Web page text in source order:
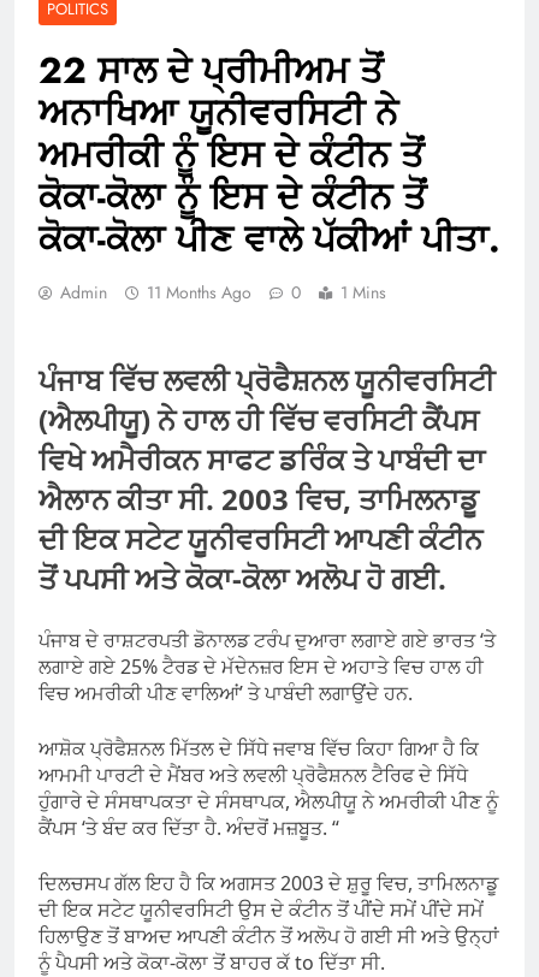
POLITICS
22 ਸਾਲ ਦੇ ਪ੍ਰੀਮੀਅਮ ਤੋਂ
ਅਨਾਖਿਆ ਯੂਨੀਵਰਸਿਟੀ ਨੇ
ਅਮਰੀਕੀ ਨੂੰ ਇਸ ਦੇ ਕੰਟੀਨ ਤੋਂ
ਕੋਕਾ-ਕੋਲਾ ਨੂੰ ਇਸ ਦੇ ਕੰਟੀਨ ਤੋਂ
ਕੋਕਾ-ਕੋਲਾ ਪੀਣ ਵਾਲੇ ਪੱਕੀਆਂ ਪੀਤਾ.
Admin 11 Months Ago 0 1 Mins
ਪੰਜਾਬ ਵਿੱਚ ਲਵਲੀ ਪ੍ਰੋਫੈਸ਼ਨਲ ਯੂਨੀਵਰਸਿਟੀ
(ਐਲਪੀਯੂ) ਨੇ ਹਾਲ ਹੀ ਵਿੱਚ ਵਰਸਿਟੀ ਕੈਂਪਸ
ਵਿਖੇ ਅਮੈਰੀਕਨ ਸਾਫਟ ਡਰਿੰਕ ਤੇ ਪਾਬੰਦੀ ਦਾ
ਐਲਾਨ ਕੀਤਾ ਸੀ. 2003 ਵਿਚ, ਤਾਮਿਲਨਾਡੂ
ਦੀ ਇਕ ਸਟੇਟ ਯੂਨੀਵਰਸਿਟੀ ਆਪਣੀ ਕੰਟੀਨ
ਤੋਂ ਪਪਸੀ ਅਤੇ ਕੋਕਾ-ਕੋਲਾ ਅਲੋਪ ਹੋ ਗਈ.
ਪੰਜਾਬ ਦੇ ਰਾਸ਼ਟਰਪਤੀ ਡੋਨਾਲਡ ਟਰੰਪ ਦੁਆਰਾ ਲਗਾਏ ਗਏ ਭਾਰਤ ‘ਤੇ
ਲਗਾਏ ਗਏ 25% ਟੈਰਡ ਦੇ ਮੱਦੇਨਜ਼ਰ ਇਸ ਦੇ ਅਹਾਤੇ ਵਿਚ ਹਾਲ ਹੀ
ਵਿਚ ਅਮਰੀਕੀ ਪੀਣ ਵਾਲਿਆਂ’ ਤੇ ਪਾਬੰਦੀ ਲਗਾਉਂਦੇ ਹਨ.
ਆਸ਼ੋਕ ਪ੍ਰੋਫੈਸ਼ਨਲ ਮਿੱਤਲ ਦੇ ਸਿੱਧੇ ਜਵਾਬ ਵਿੱਚ ਕਿਹਾ ਗਿਆ ਹੈ ਕਿ
ਆਮਮੀ ਪਾਰਟੀ ਦੇ ਮੈਂਬਰ ਅਤੇ ਲਵਲੀ ਪ੍ਰੋਫੈਸ਼ਨਲ ਟੈਰਿਫ ਦੇ ਸਿੱਧੇ
ਹੁੰਗਾਰੇ ਦੇ ਸੰਸਥਾਪਕਤਾ ਦੇ ਸੰਸਥਾਪਕ, ਐਲਪੀਯੂ ਨੇ ਅਮਰੀਕੀ ਪੀਣ ਨੂੰ
ਕੈਂਪਸ ‘ਤੇ ਬੰਦ ਕਰ ਦਿੱਤਾ ਹੈ. ਅੰਦਰੋਂ ਮਜ਼ਬੂਤ. “
ਦਿਲਚਸਪ ਗੱਲ ਇਹ ਹੈ ਕਿ ਅਗਸਤ 2003 ਦੇ ਸ਼ੁਰੂ ਵਿਚ, ਤਾਮਿਲਨਾਡੂ
ਦੀ ਇਕ ਸਟੇਟ ਯੂਨੀਵਰਸਿਟੀ ਉਸ ਦੇ ਕੰਟੀਨ ਤੋਂ ਪੀਂਦੇ ਸਮੇਂ ਪੀਂਦੇ ਸਮੇਂ
ਹਿਲਾਉਣ ਤੋਂ ਬਾਅਦ ਆਪਣੀ ਕੰਟੀਨ ਤੋਂ ਅਲੋਪ ਹੋ ਗਈ ਸੀ ਅਤੇ ਉਨ੍ਹਾਂ
ਨੂੰ ਪੈਪਸੀ ਅਤੇ ਕੋਕਾ-ਕੋਲਾ ਤੋਂ ਬਾਹਰ ਕੱ to ਦਿੱਤਾ ਸੀ.